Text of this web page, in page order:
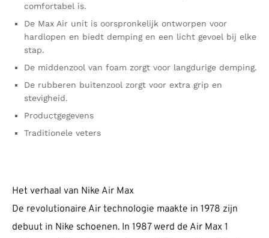
comfortabel is.
De Max Air unit is oorspronkelijk ontworpen voor
hardlopen en biedt demping en een licht gevoel bij elke
stap.
De middenzool van foam zorgt voor langdurige demping.
De rubberen buitenzool zorgt voor extra grip en
stevigheid.
Productgegevens
Traditionele veters
Het verhaal van Nike Air Max
De revolutionaire Air technologie maakte in 1978 zijn
debuut in Nike schoenen. In 1987 werd de Air Max 1